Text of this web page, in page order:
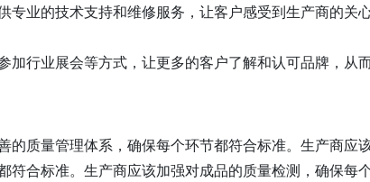
业的技术支持和维修服务，让客户感受到生产商的关
行业展会等方式，让更多的客户了解和认可品牌，从
质量管理体系，确保每个环节都符合标准。生产商应
合标准。生产商应该加强对成品的质量检测，确保每